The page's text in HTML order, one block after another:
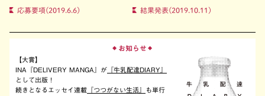
応募要項(2019.6.6) 結果発表(2019.10.11)
◆ お知らせ ◆
【大賞】
INA『DELIVERY MANGA』が 『牛乳配達DIARY』
として出版！
続きとなるエッセイ連載 『つつがない生活』
も単行